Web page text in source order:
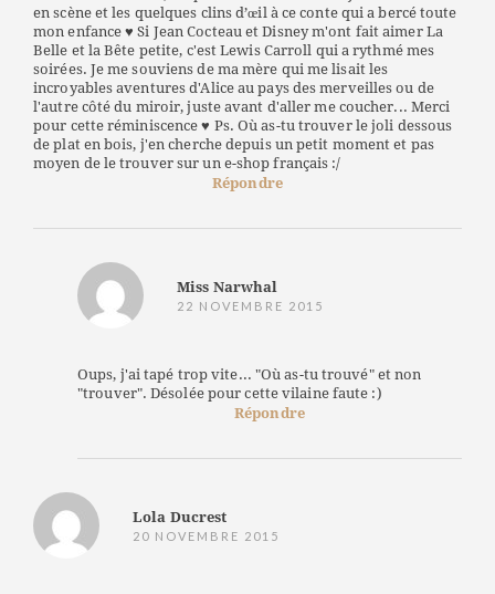
en scène et les quelques clins d’œil à ce conte qui a bercé toute
mon enfance ♥ Si Jean Cocteau et Disney m'ont fait aimer La
Belle et la Bête petite, c'est Lewis Carroll qui a rythmé mes
soirées. Je me souviens de ma mère qui me lisait les
incroyables aventures d'Alice au pays des merveilles ou de
l'autre côté du miroir, juste avant d'aller me coucher... Merci
pour cette réminiscence ♥ Ps. Où as-tu trouver le joli dessous
de plat en bois, j'en cherche depuis un petit moment et pas
moyen de le trouver sur un e-shop français :/
Répondre
Miss Narwhal
22 NOVEMBRE 2015
Oups, j'ai tapé trop vite... "Où as-tu trouvé" et non
"trouver". Désolée pour cette vilaine faute :)
Répondre
Lola Ducrest
20 NOVEMBRE 2015